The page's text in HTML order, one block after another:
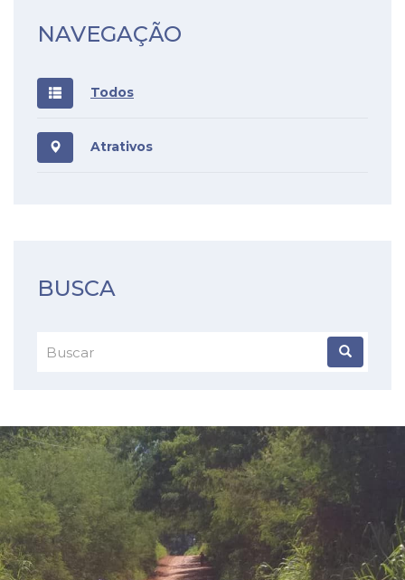
NAVEGAÇÃO
Todos
Atrativos
BUSCA